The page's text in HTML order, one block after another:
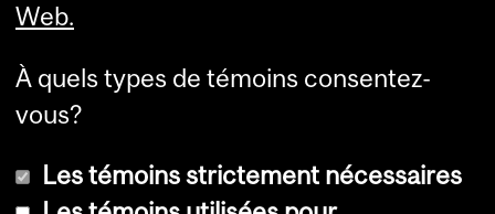
Web.
À quels types de témoins consentez-
vous?
Les témoins strictement nécessaires